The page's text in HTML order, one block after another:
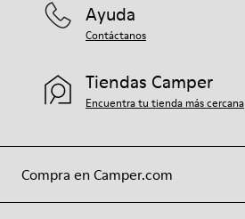
Compra en Camper.com
Ayuda
Contáctanos
Tiendas Camper
Encuentra tu tienda más cercana